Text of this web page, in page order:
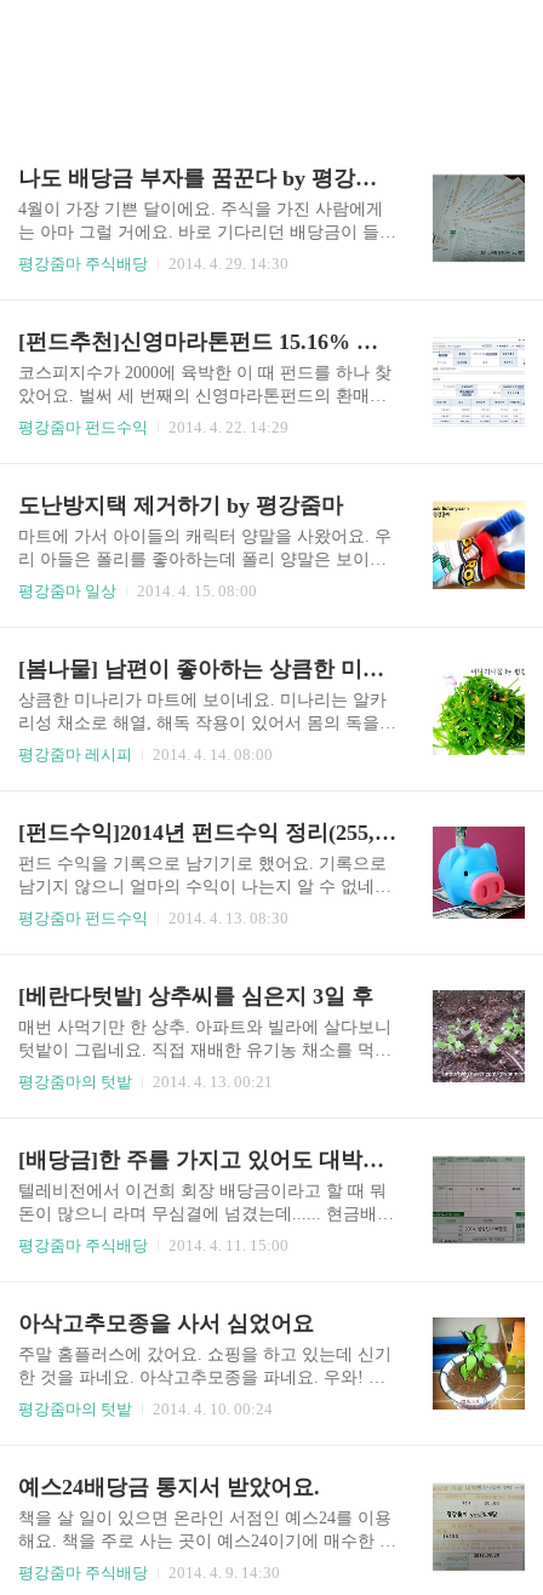
나도 배당금 부자를 꿈꾼다 by 평강줌마
4월이 가장 기쁜 달이에요. 주식을 가진 사람에게
는 아마 그럴 거에요. 바로 기다리던 배당금이 들어
오기 때문이에요. 2013년 12월 27일 정도까지만 들
고 있는 주식이랍니다. 초보개미여서 아직 많이 멀
었어요. 2008년부터 주식을 시작하였어요. 아직까
지 주식을 하고 있는 것을 보면 어느 정도 수익이
나기 때문이 아닐까요?^^ 여태까지는 받은 배당금
을 정리하지 않다가 이번에 한 번 얼마 받는지 보기
았어요. 작은 돈이라 할 수 있겠지만 저에게 있어서
65만원은..
평강줌마 주식배당 2014. 4. 29. 14:30
[펀드추천]신영마라톤펀드 15.16% 수익으로 환매했어요 by 평강줌마
코스피지수가 2000에 육박한 이 때 펀드를 하나 찾
았어요. 벌써 세 번째의 신영마라톤펀드의 환매랍
니다. 이번에는 십 만원 밖에 되지 않아요. 올해 가
해야겠어요. 이 펀드에 대해서 잘 알지 못한 평범한
아줌마이지만 계속 수익이 난다는 것을 알고 있어
요. 신영마라톤펀드는 배신이 없네요. 지금은 코스
피지수가 너무 올라서 조금 기다려야겠어요. 코스
피지수가 1950대로 가면 10만원씩 20개 만들어놓
가락 꾸욱 눌러주세요.
평강줌마 펀드수익 2014. 4. 22. 14:29
도난방지택 제거하기 by 평강줌마
마트에 가서 아이들의 캐릭터 양말을 사왔어요. 우
리 아들은 폴리를 좋아하는데 폴리 양말은 보이지
않아서 대신 타요를 양말을 사 주었어요. 딸은 핑크
것이 아니겠어요. 계산도 다 했는데 계산원이 떼는
것을 깜박했나 봐요. 에구구. 마트 고객센터에 영수
증을 들고 가면 된다고 하는데...... 마트에 다시 가
려고 하니 40분이 걸려서 포기했어요. 양말을 새로
사는 것이 기름값보다 싸겠더라고요. 어떻게 떼지?
아들의 양말은 조금 쉽게 떼어졌어요. 분리를 하니
가운데 쇠가 ..
평강줌마 일상 2014. 4. 15. 08:00
[봄나물] 남편이 좋아하는 상큼한 미나리무침 만들기
상큼한 미나리가 마트에 보이네요. 미나리는 알카
리성 채소로 해열, 해독 작용이 있어서 몸의 독을
제거해주고, 아이들의 홍염, 폐렴, 독감 예방에 좋
요. 또한 남편들의 간기능 향상을 도와 숙취해소와
피로회복에 좋다고 해요. 울 남편 술을 좋아해서 간
이 좋지는 않을 듯 해요. 만성피로라며 누워있기를
좋아하는 워킹맘인 저에게도 필요하겠어요. 요리
를 한 후에 남편과 아이들에게 생색을 내어야겠네
소문이 날 지. 오늘은 미나리로 간단하게 해 먹기로
했어요. 재료가 별로 필요..
평강줌마 레시피 2014. 4. 14. 08:00
[펀드수익]2014년 펀드수익 정리(255,169원), 3단계 by 평강줌마
펀드 수익을 기록으로 남기기로 했어요. 기록으로
남기지 않으니 얼마의 수익이 나는지 알 수 없네요.
그래서 블로그를 통해서 기록을 하기로 했어요. 이
2014.01.08 미래에셋차이나솔론몬 430,000원 39,50
0원 9.2% 2014.01.21 신영마라톤 670,000원 76,802
원 8.5% 2014.02.28 신영마라톤 1,237,070원 123,70
7원 10% 2014.02.28 신영마라톤 100,000원 15,160
원 15.16% 합계 2,437,070원 255,169원 10.47% 펀
평강줌마 펀드수익 2014. 4. 13. 08:30
[베란다텃밭] 상추씨를 심은지 3일 후
매번 사먹기만 한 상추. 아파트와 빌라에 살다보니
텃밭이 그립네요. 직접 재배한 유기농 채소를 먹고
싶네요. 식물이 자라는 것도 아이들에게 보여주고
기하네요. 그렇게 작은 씨에서 놀랍게 싹이 나네요.
빌라 4층에 오전만 햇빛이 들어오다 보니 상추가
조금 웃자라는 감이 있네요. 처음 심어보아서 어떨
지 모르지만 열심히 관찰해보아야겠어요. 아삭고
추와 마찬가지로 쌀뜨물도 주었어요. 쌀을 씻고 버
평강줌마의 텃밭 2014. 4. 13. 00:21
[배당금]한 주를 가지고 있어도 대박인 삼성전자 배당금 by 평강줌마
텔레비전에서 이건희 회장 배당금이라고 할 때 뭐
돈이 많으니 라며 무심결에 넘겼는데...... 현금배당
통지서를 보고 알았어요. 왜 삼성전자, 삼성전자 하
있었는데...... 우연인지 저는 12월말까지 삼성전자
를 1주 보유하고 있어서 13,800원이라는 배당통지
서가 나왔네요. 4월 14일날 계좌로 입금이 된다고
하는데 아마 세금을 뺀 돈이 들어올 것이라고 봐요.
어떤 분이 그러셨지요. 삼성전자 주식으로 적금을
가 가진 삼성전자 주식이 마이너스가 되면 한 달에
두..
평강줌마 주식배당 2014. 4. 11. 15:00
아삭고추모종을 사서 심었어요
주말 홈플러스에 갔어요. 쇼핑을 하고 있는데 신기
한 것을 파네요. 아삭고추모종을 파네요. 우와! 정
말 별 것을 다 판다는 생각이 들었어요. 남편과 쇼
이런 것을 살까 했는데 우리가 사네요. 덜컹 샀는데
집에 흙이 없네요. 버린 화분을 주워 빌라 앞의 흙
을 퍼와서 저녁에 모종을 심었어요. 쌀뜨물을 주면
시든 화분도 살아난다는 이야기를 듣고 잘 자라라
고 쌀뜨물도 주었어요. 베란다에서 얼마나 잘 자랄
평강줌마의 텃밭 2014. 4. 10. 00:24
예스24배당금 통지서 받았어요.
책을 살 일이 있으면 온라인 서점인 예스24를 이용
해요. 책을 주로 사는 곳이 예스24이기에 매수한 주
식이예요. 매수를 했는데 참 오래 저와 함께 하네
평강줌마 주식배당 2014. 4. 9. 14:30